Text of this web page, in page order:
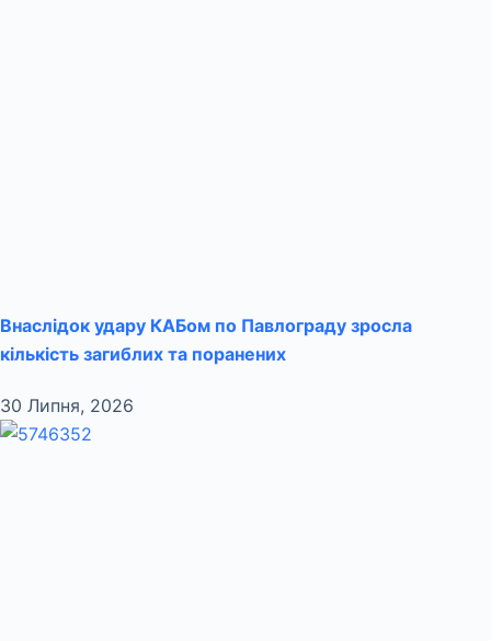
Внаслідок удару КАБом по Павлограду зросла
кількість загиблих та поранених
30 Липня, 2026